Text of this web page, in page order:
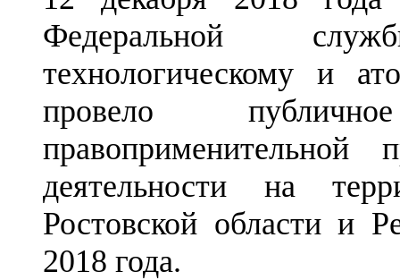
Федеральной
технологическому и
провело
правоприменительной
деятельности на
Ростовской области и
2018 года.